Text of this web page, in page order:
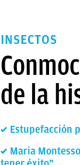
INSECTOS
de la
Estupefacción
Maria